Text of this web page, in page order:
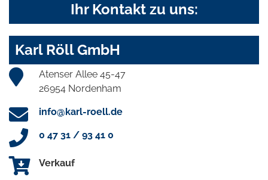
Ihr Kontakt zu uns:
Karl Röll GmbH
Atenser Allee 45-47
26954 Nordenham
info@karl-roell.de
0 47 31 / 93 41 0
Verkauf